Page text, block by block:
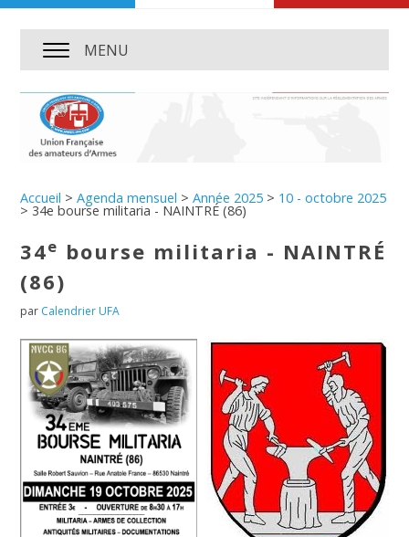
MENU
Accueil >Agenda mensuel >Année 2025 > 10 - octobre 2025
> 34e bourse militaria - NAINTRÉ (86)
34e bourse militaria - NAINTRÉ
(86)
par Calendrier UFA